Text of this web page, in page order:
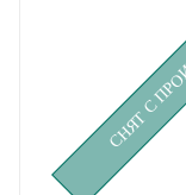
СНЯТ С